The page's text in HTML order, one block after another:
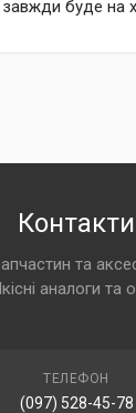
буде на
Контакти
та
аналоги та
ТЕЛЕФОН
(097) 528-45-78